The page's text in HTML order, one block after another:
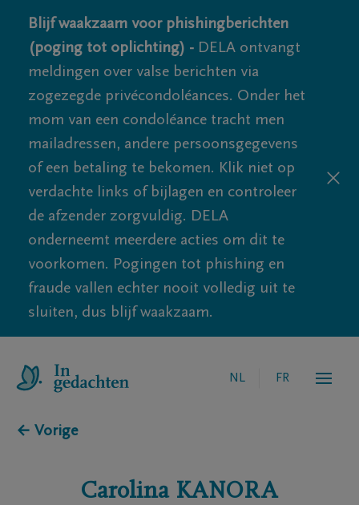
Blijf waakzaam voor phishingberichten
(poging tot oplichting) - DELA ontvangt
meldingen over valse berichten via
zogezegde privécondoléances. Onder het
mom van een condoléance tracht men
mailadressen, andere persoonsgegevens
of een betaling te bekomen. Klik niet op
verdachte links of bijlagen en controleer
de afzender zorgvuldig. DELA
onderneemt meerdere acties om dit te
voorkomen. Pogingen tot phishing en
fraude vallen echter nooit volledig uit te
sluiten, dus blijf waakzaam.
NL FR
← Vorige
Carolina KANORA